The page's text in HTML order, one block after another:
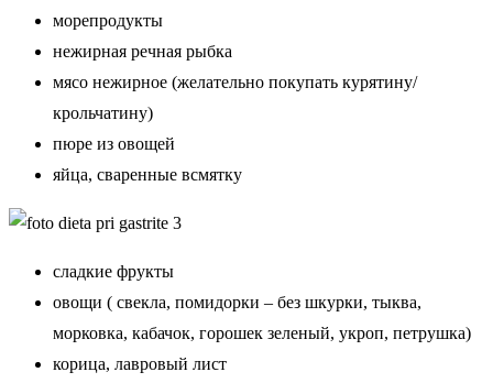
морепродукты
нежирная речная рыбка
мясо нежирное (желательно покупать курятину/
крольчатину)
пюре из овощей
яйца, сваренные всмятку
сладкие фрукты
овощи ( свекла, помидорки – без шкурки, тыква,
морковка, кабачок, горошек зеленый, укроп, петрушка)
корица, лавровый лист